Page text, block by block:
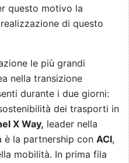
questo motivo la
di questo
le più grandi
nella transizione
durante i due giorni:
dei trasporti in
X Way, leader nella
è la partnership con ACI,
mobilità. In prima fila